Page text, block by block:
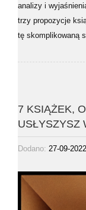
analizy i
trzy propozycje
tę skomplikowaną
7 KSIĄŻEK,
USŁYSZYSZ
Dodano: 27-09-2022